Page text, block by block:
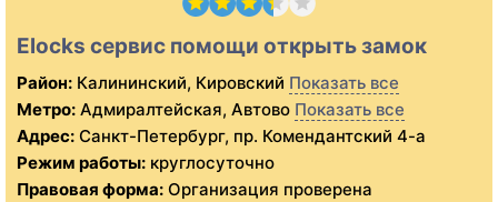
Elocks сервис помощи открыть замок
Район: Калининский, Кировский Показать все
Метро: Адмиралтейская, Автово Показать все
Адрес: Санкт-Петербург, пр. Комендантский 4-а
Режим работы: круглосуточно
Правовая форма: Организация проверена